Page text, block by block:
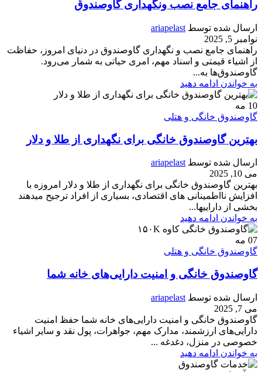
راهنمای جامع نصب ونگهداری گاوصندوق
ارسال شده توسط ariapelast
نوامبر 5, 2025
راهنمای جامع نصب و نگهداری گاوصندوق در دنیای امروز، حفاظت
از اشیاء قیمتی و اسناد مهم، امری حیاتی به شمار می‌رود.
گاوصندوق‌ها به...
به خواندن ادامه دهید
10 مه
گاوصندوق خانگی و هتلی
بهترین گاوصندوق خانگی برای نگهداری از طلا و دلار
ارسال شده توسط ariapelast
می 10, 2025
بهترین گاوصندوق خانگی برای نگهداری از طلا و دلار امروزه با
افزایش نااطمینانی های اقتصادی، بسیاری از افراد ترجیح میدهند
بخشی از داراییها...
به خواندن ادامه دهید
07 مه
گاوصندوق خانگی و هتلی
گاوصندوق خانگی و امنیت دارایی‌های خانه شما
ارسال شده توسط ariapelast
می 7, 2025
گاوصندوق خانگی و امنیت دارایی‌های خانه شما حفظ امنیت
دارایی‌های ارزشمند، مدارک مهم، جواهرات، پول نقد و سایر اشیاء
خصوصی در منزل، دغدغه ...
به خواندن ادامه دهید